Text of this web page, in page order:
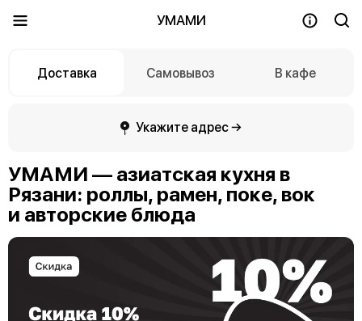
УМАМИ
Доставка Самовывоз В кафе
Укажите адрес →
УМАМИ — азиатская кухня в
Рязани: роллы, рамен, поке, вок
и авторские блюда